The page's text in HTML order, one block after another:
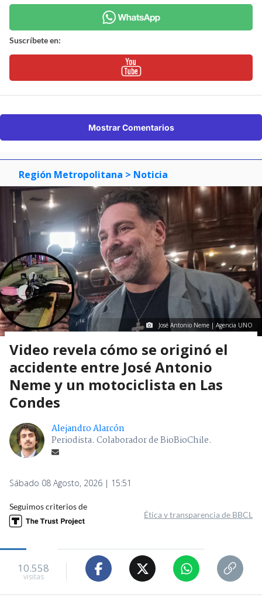
Suscríbete en:
Mostrar Comentarios
Región Metropolitana > Noticia
José Antonio Neme | Agencia UNO
Video revela cómo se originó el
accidente entre José Antonio
Neme y un motociclista en Las
Condes
Alejandro Alarcón
Periodista. Colaborador de BioBioChile.
Sábado 08 Agosto, 2026 | 15:51
Seguimos criterios de
Ética y transparencia de BBCL
10.558
visitas